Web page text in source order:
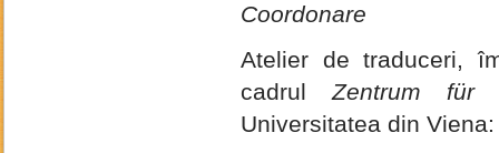
Coordonare
Atelier de traduceri,
cadrulZentrum für
Universitatea din